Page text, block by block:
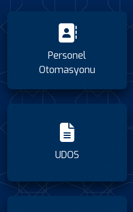
Personel
Otomasyonu
UDOS